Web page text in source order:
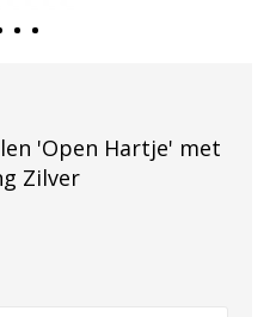
'Open Hartje' met
Zilver